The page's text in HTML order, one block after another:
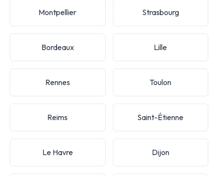
Montpellier Strasbourg
Bordeaux Lille
Rennes Toulon
Reims Saint-Étienne
Le Havre Dijon